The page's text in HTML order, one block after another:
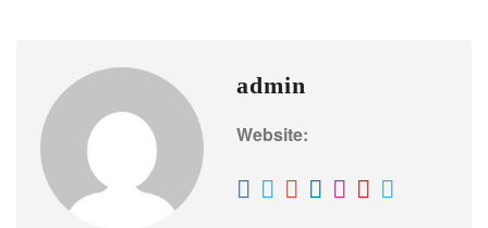
admin
Website: